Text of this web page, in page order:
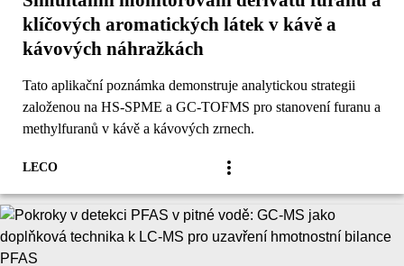
klíčových aromatických látek v kávě a
kávových náhražkách
Tato aplikační poznámka demonstruje analytickou strategii
založenou na HS-SPME a GC-TOFMS pro stanovení furanu a
methylfuranů v kávě a kávových zrnech.
LECO